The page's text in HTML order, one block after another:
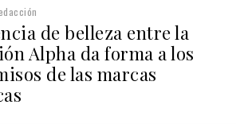
de belleza entre la
Alpha da forma a los
de las marcas